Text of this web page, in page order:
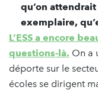
qu’on attendrait
exemplaire,
L’ESS a encore
questions-là. On a
déporte sur le
écoles se dirigent